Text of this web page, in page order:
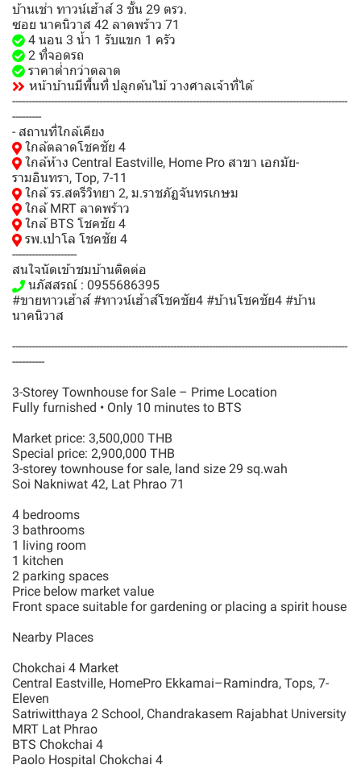
บ้านเช่า ทาวน์เฮ้าส์ 3 ชั้น 29 ตรว.
ซอย นาคนิวาส 42 ลาดพร้าว 71
4 นอน 3 น้ำ 1 รับแขก 1 ครัว
2 ที่จอดรถ
ราคาต่ำกว่าตลาด
หน้าบ้านมีพื้นที่ ปลูกต้นไม้ วางศาลเจ้าที่ได้
--------------------------------------------------------------------------------------------------------
---------
- สถานที่ใกล้เคียง
ใกล้ตลาดโชคชัย 4
ใกล้ห้าง Central Eastville, Home Pro สาขา เอกมัย-
รามอินทรา, Top, 7-11
ใกล้ รร.สตรีวิทยา 2, ม.ราชภัฏจันทรเกษม
ใกล้ MRT ลาดพร้าว
ใกล้ BTS โชคชัย 4
รพ.เปาโล โชคชัย 4
--------------------
สนใจนัดเข้าชมบ้านติดต่อ
นภัสสรณ์ : 0955686395
#ขายทาวเฮ้าส์ #ทาวน์เฮ้าส์โชคชัย4 #บ้านโชคชัย4 #บ้าน
นาคนิวาส
--------------------------------------------------------------------------------------------------------
----------
3-Storey Townhouse for Sale – Prime Location
Fully furnished • Only 10 minutes to BTS
Market price: 3,500,000 THB
Special price: 2,900,000 THB
3-storey townhouse for sale, land size 29 sq.wah
Soi Nakniwat 42, Lat Phrao 71
4 bedrooms
3 bathrooms
1 living room
1 kitchen
2 parking spaces
Price below market value
Front space suitable for gardening or placing a spirit house
Nearby Places
Chokchai 4 Market
Central Eastville, HomePro Ekkamai–Ramindra, Tops, 7-
Eleven
Satriwitthaya 2 School, Chandrakasem Rajabhat University
MRT Lat Phrao
BTS Chokchai 4
Paolo Hospital Chokchai 4